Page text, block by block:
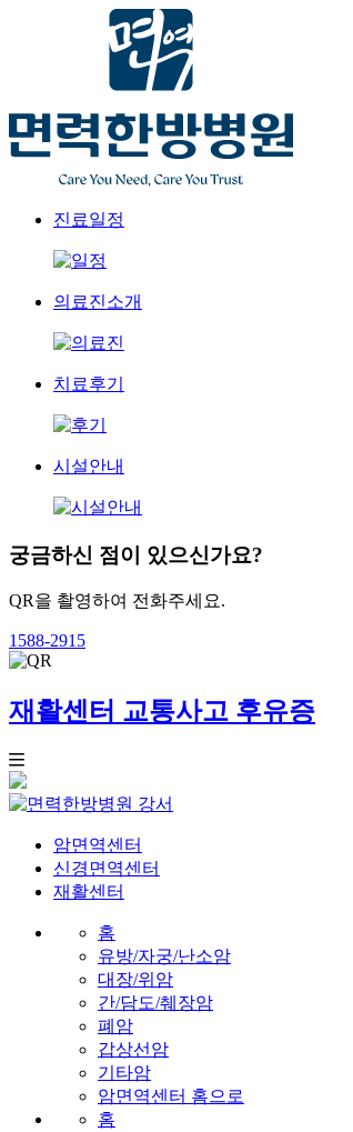
진료일정
의료진소개
치료후기
시설안내
궁금하신 점이 있으신가요?
QR을 촬영하여 전화주세요.
1588-2915
재활센터 교통사고 후유증
강서
암면역센터
신경면역센터
재활센터
홈
유방/자궁/난소암
대장/위암
간/담도/췌장암
폐암
갑상선암
기타암
암면역센터 홈으로
홈